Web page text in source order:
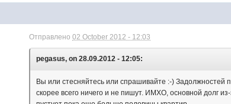
Отправлено02 October 2012 - 12:03
pegasus, on 28.09.2012 - 12:05:
Вы или стесняйтесь или спрашивайте :-)
скорее всего ничего и не пишут. ИМХО, основной долг